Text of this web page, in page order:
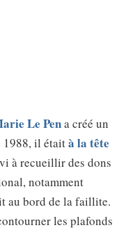
Le Pena créé un
1988, il étaità la tête
à recueillir des dons
notamment
au bord de la faillite.
les plafonds